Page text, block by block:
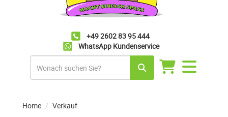
+49 2602 83 95 444
WhatsApp Kundenservice
Navigation
umschalten
Home Verkauf